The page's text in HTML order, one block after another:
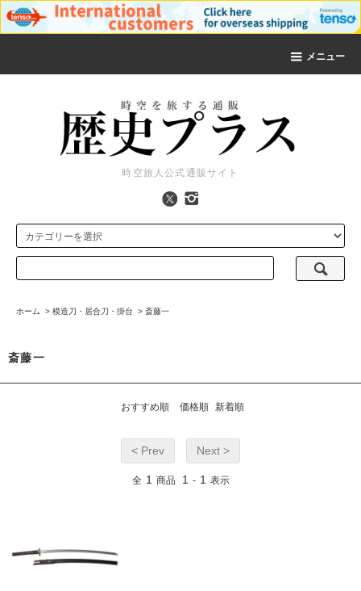
メニュー
時空旅人公式通販サイト
ホーム > 模造刀・居合刀・掛台 > 斎藤一
斎藤一
おすすめ順 価格順 新着順
< Prev Next >
全 1 商品 1 - 1 表示